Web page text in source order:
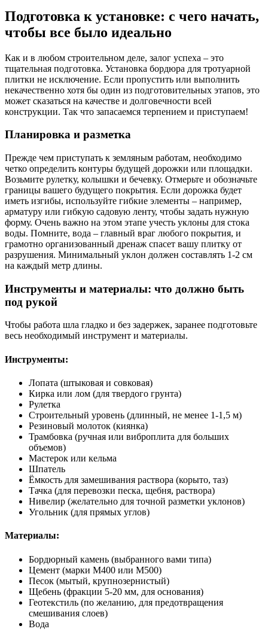
Подготовка к установке: с чего начать,
чтобы все было идеально
Как и в любом строительном деле, залог успеха – это
тщательная подготовка. Установка бордюра для тротуарной
плитки не исключение. Если пропустить или выполнить
некачественно хотя бы один из подготовительных этапов, это
может сказаться на качестве и долговечности всей
конструкции. Так что запасаемся терпением и приступаем!
Планировка и разметка
Прежде чем приступать к земляным работам, необходимо
четко определить контуры будущей дорожки или площадки.
Возьмите рулетку, колышки и бечевку. Отмерьте и обозначьте
границы вашего будущего покрытия. Если дорожка будет
иметь изгибы, используйте гибкие элементы – например,
арматуру или гибкую садовую ленту, чтобы задать нужную
форму. Очень важно на этом этапе учесть уклоны для стока
воды. Помните, вода – главный враг любого покрытия, и
грамотно организованный дренаж спасет вашу плитку от
разрушения. Минимальный уклон должен составлять 1-2 см
на каждый метр длины.
Инструменты и материалы: что должно быть
под рукой
Чтобы работа шла гладко и без задержек, заранее подготовьте
весь необходимый инструмент и материалы.
Инструменты:
Лопата (штыковая и совковая)
Кирка или лом (для твердого грунта)
Рулетка
Строительный уровень (длинный, не менее 1-1,5 м)
Резиновый молоток (киянка)
Трамбовка (ручная или виброплита для больших
объемов)
Мастерок или кельма
Шпатель
Ёмкость для замешивания раствора (корыто, таз)
Тачка (для перевозки песка, щебня, раствора)
Нивелир (желательно для точной разметки уклонов)
Угольник (для прямых углов)
Материалы:
Бордюрный камень (выбранного вами типа)
Цемент (марки М400 или М500)
Песок (мытый, крупнозернистый)
Щебень (фракции 5-20 мм, для основания)
Геотекстиль (по желанию, для предотвращения
смешивания слоев)
Вода